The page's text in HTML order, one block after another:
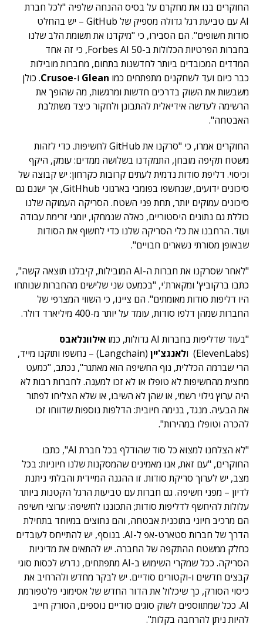
החוקרים בנו את מחקרם על בסיס ההנחה שלפיה "לכל חברת
AI עם טביעת רגל גדולה מספיק של GitHub – יש בהחלט
סודות חשופים". הם הסבירו, כי "מיקדנו את תשומת הלב שלנו
בחברות הפרטיות הכלולות ב-Forbes AI 50, כי זה אחד
המדדים המכובדים ביותר לחדשנות בתחום, מחברות מובילות
כבר כיום ועד לשחקנים מתפתחים כמו Glean ו-Crusoe. כולן
משבשות את השוק בדרכים חדשות ומרגשות, מה שהופך את
הרשימה לעדשה אידיאלית להתבונן ולחקור כיצד משתלבת
האבטחה".
החוקרים אמרו, כי "סרקנו את GitHub לחשיפות. כדי לזהות
משטח תקיפה מובחן, התמקדנו בשלושה ממדים: עומק, היקף
וכיסוי. דליפת סודות נדמית לעתים קרובות כקרחון: יש קבוצה של
סיכונים ידועים, שנחשפו בפומבי בארגוני GitHhub, אך ישנם גם
סיכונים עמוקים יותר, תחת פני השטח. הסריקה העמוקה שלנו
כוללת גם נתונים היסטוריים, כאלה שנמחקו, יומני זרימת עבודה
ועוד. הרחבנו את כלי הסריקה שלנו כדי לחשוף את הסודות
שבאופן מסורתי נשארים חבויים".
"לאחר שסרקנו את חברות ה-AI המובילות, קיבלנו תוצאה קשה",
כתבו ברקוביץ' ומקארת'י, "בכמעט שני שלישים מהחברות שנותחו
היו דליפות סודות מאומתים". הם ציינו, כי השווי המצרפי של
החברות שמהן דלפו סודות, עומד על יותר מ-400 מיליארד דולר.
"בעוד שדליפות בחברות AI גדולות, כמו
אילוונלאבס
(ElevenLabs) ו
לאנגצ'יין
(Langchain) – נחשפו ותוקנו מייד,
הרי שברמה הכללית, נוף החשיפה הוא מאתגר", נכתב, "כמעט
מחצית מהחשיפות לא טופלו או לא זכו למענה. לחברות רבות לא
היה ערוץ גילוי רשמי, או שהן לא השיבו, או שלא הצליחו לפתור
את הבעיה. מנגד, בנימה חיובית: הדלפות נוספות שדווחו זכו
להכרה וטופלו במהירות".
"לא הצלחנו למצוא כל סוד שהודלף בכל חברת AI", כתבו
החוקרים, "עם זאת, אנו מאמינים שהמסקנות שלנו חיוניות: בכל
מצב, יש לערוך סריקת סודות. זו ההגנה המיידית והבלתי ניתנת
לדיון – מפני חשיפה. גם חברות עם טביעות הרגל הקטנות ביותר
עלולות להיחשף לדליפות סודות; התכוננו לחשיפה: ערוצי חשיפה
הם מרכיב חיוני בתוכנית אבטחה, והם נחוצים במיוחד בתחילת
הדרך של חברות סטארט-אפ ל-AI. בנוסף, יש להתייחס לעובדים
כחלק ממשטח ההתקפה של החברה. יש להתאים את מדיניות
הסריקה. ככל שמקרי השימוש ב-AI מתפתחים, נדרש לכסות סוגי
קבצים חדשים ו-וקטורים סודיים. יש לבקר מחדש ולהרחיב את
כיסוי הסורק, כך שיכלול את הדור החדש של אסימוני פלטפורמת
AI. ככל שמתווספים לשוק סוגים סודיים נוספים, הסורק חייב
להיות ניתן להרחבה בקלות".